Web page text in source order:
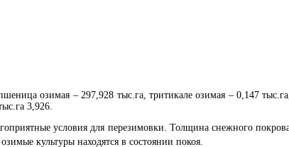
озимая – 297,928 тыс.га, тритикале озимая – 0,147
3,926.
условия для перезимовки. Толщина снежного
культуры находятся в состоянии покоя.